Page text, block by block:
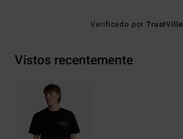
Verificado porTrustVille
Vistos recentemente